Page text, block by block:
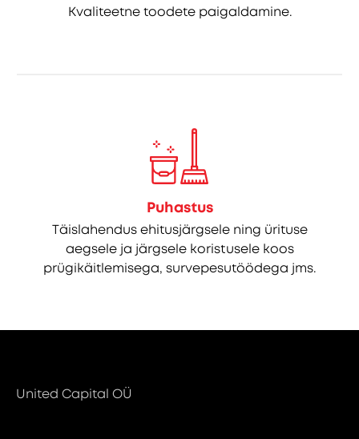
Kvaliteetne toodete paigaldamine.
Puhastus
Täislahendus ehitusjärgsele ning ürituse
aegsele ja järgsele koristusele koos
prügikäitlemisega, survepesutöödega jms.
United Capital OÜ